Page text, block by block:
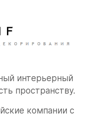
интерьерный
пространству.
компании с